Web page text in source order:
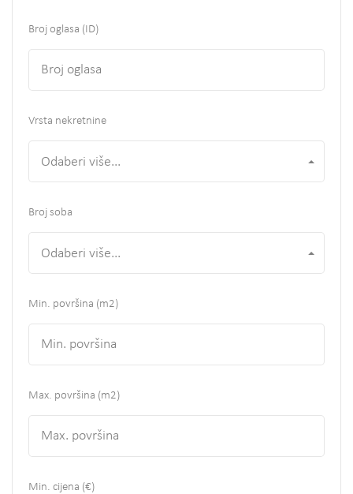
Broj oglasa (ID)
Vrsta nekretnine
Odaberi više...
Broj soba
Odaberi više...
Min. površina (m2)
Max. površina (m2)
Min. cijena (€)